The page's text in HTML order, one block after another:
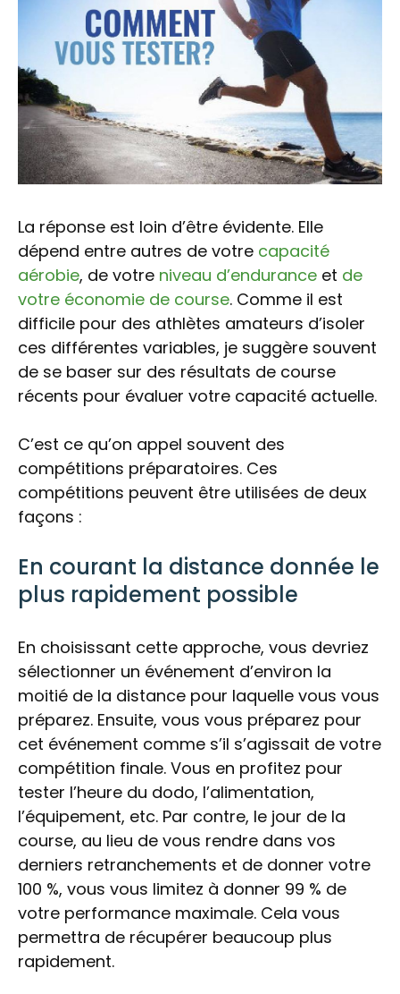
La réponse est loin d’être évidente. Elle
dépend entre autres de votre capacité
aérobie, de votre niveau d’endurance et de
votre économie de course. Comme il est
difficile pour des athlètes amateurs d’isoler
ces différentes variables, je suggère souvent
de se baser sur des résultats de course
récents pour évaluer votre capacité actuelle.
C’est ce qu’on appel souvent des
compétitions préparatoires. Ces
compétitions peuvent être utilisées de deux
façons :
En courant la distance donnée le
plus rapidement possible
En choisissant cette approche, vous devriez
sélectionner un événement d’environ la
moitié de la distance pour laquelle vous vous
préparez. Ensuite, vous vous préparez pour
cet événement comme s’il s’agissait de votre
compétition finale. Vous en profitez pour
tester l’heure du dodo, l’alimentation,
l’équipement, etc. Par contre, le jour de la
course, au lieu de vous rendre dans vos
derniers retranchements et de donner votre
100 %, vous vous limitez à donner 99 % de
votre performance maximale. Cela vous
permettra de récupérer beaucoup plus
rapidement.